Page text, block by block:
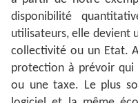
disponibilité
utilisateurs, elle devient
collectivité ou un Etat.
protection à prévoir
ou une taxe. Le plus